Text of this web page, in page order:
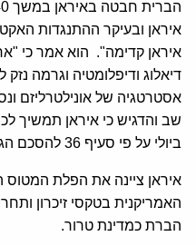
איראן ובעיקר ההתנגדות
איראן קדימה". הוא אמר כי
דיאלוג ודיפלומטיה וגרמה נזק
אסטרטגיה של אונילטרליזם
ביולי על פי סעיף 36 להסכם הגרעין
איראן ציינה את הפלת המטוס
האמריקנית בטקסי זיכרון
הברת כמדינת טרור.